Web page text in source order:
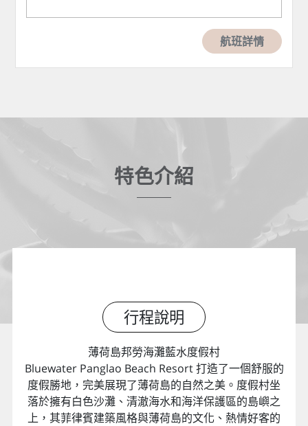
航班詳情
特色介紹
行程說明
薄荷島邦勞海灘藍水度假村
Bluewater Panglao Beach Resort 打造了一個舒服的
度假勝地，完美展現了薄荷島的自然之美。度假村坐
落於擁有白色沙灘、清澈海水和海洋保護區的島嶼之
上，其菲律賓建築風格與薄荷島的文化、熱情好客的